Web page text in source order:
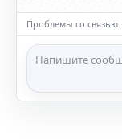
насилию.
ℹ️ Модераторы и
сообщения и
нарушении
Проблемы со связью.